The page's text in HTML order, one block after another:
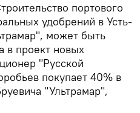
портового
удобрений в Усть-
может быть
в проект новых
"Русской
покупает 40% в
"Ультрамар",